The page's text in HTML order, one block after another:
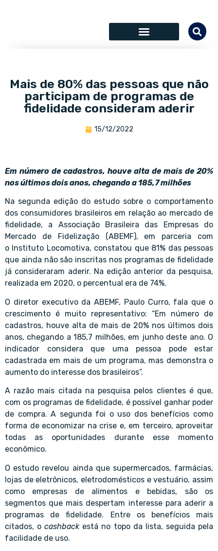
Mais de 80% das pessoas que não
participam de programas de
fidelidade consideram aderir
15/12/2022
Em número de cadastros, houve alta de mais de 20%
nos últimos dois anos, chegando a 185,7 milhões
Na segunda edição do estudo sobre o comportamento
dos consumidores brasileiros em relação ao mercado de
fidelidade, a Associação Brasileira das Empresas do
Mercado de Fidelização(ABEMF), em parceria com
o Instituto Locomotiva, constatou que 81% das pessoas
que ainda não são inscritas nos programas de fidelidade
já consideraram aderir. Na edição anterior da pesquisa,
realizada em 2020, o percentual era de 74%.
O diretor executivo da ABEMF, Paulo Curro, fala que o
crescimento é muito representativo: “Em número de
cadastros, houve alta de mais de 20% nos últimos dois
anos, chegando a 185,7 milhões, em junho deste ano. O
indicador considera que uma pessoa pode estar
cadastrada em mais de um programa, mas demonstra o
aumento do interesse dos brasileiros”.
A razão mais citada na pesquisa pelos clientes é que,
com os programas de fidelidade, é possível ganhar poder
de compra. A segunda foi o uso dos benefícios como
forma de economizar na crise e, em terceiro, aproveitar
todas as oportunidades durante esse momento
econômico.
O estudo revelou ainda que supermercados, farmácias,
lojas de eletrônicos, eletrodomésticos e vestuário, assim
como empresas de alimentos e bebidas, são os
segmentos que mais despertam interesse para aderir a
programas de fidelidade. Entre os benefícios mais
citados, ocashbackestá no topo da lista, seguida pela
facilidade de uso.